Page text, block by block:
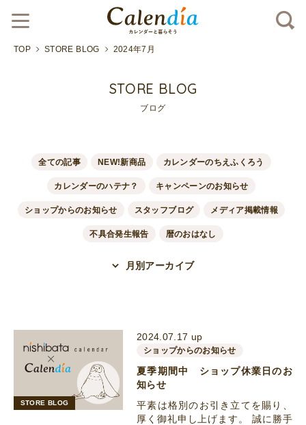
TOP STORE BLOG 2024年7月
STORE BLOG
ブログ
全ての記事 NEW!新商品 カレンダーのちえふくろう
カレンダーのハテナ？ キャンペーンのお知らせ
ショップからのお知らせ スタッフブログ メディア掲載情報
不具合発生報告 暦のおはなし
月別アーカイブ
STORE BLOG
2024.07.17 up
ショップからのお知らせ
夏季期間中 ショップ休業日のお
知らせ
平素は格別のお引き立てを賜り、
厚く御礼申し上げます。 誠に勝手